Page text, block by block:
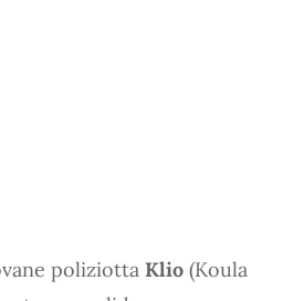
poliziotta Klio (Koula